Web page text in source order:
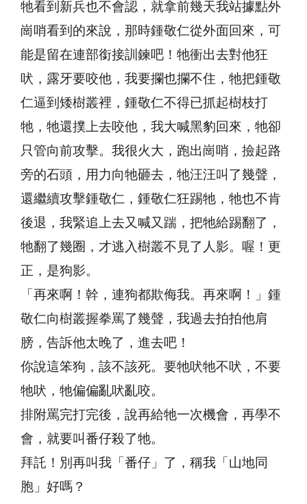
牠看到新兵也不會認，就拿前幾天我站據點外
崗哨看到的來說，那時鍾敬仁從外面回來，可
能是留在連部銜接訓鍊吧！牠衝出去對他狂
吠，露牙要咬他，我要攔也攔不住，牠把鍾敬
仁逼到矮樹叢裡，鍾敬仁不得已抓起樹枝打
牠，牠還撲上去咬他，我大喊黑豹回來，牠卻
只管向前攻擊。我很火大，跑出崗哨，撿起路
旁的石頭，用力向牠砸去，牠汪汪叫了幾聲，
還繼續攻擊鍾敬仁，鍾敬仁狂踢牠，牠也不肯
後退，我緊追上去又喊又踹，把牠給踢翻了，
牠翻了幾圈，才逃入樹叢不見了人影。喔！更
正，是狗影。
「再來啊！幹，連狗都欺侮我。再來啊！」鍾
敬仁向樹叢握拳罵了幾聲，我過去拍拍他肩
膀，告訴他太晚了，進去吧！
你說這笨狗，該不該死。要牠吠牠不吠，不要
牠吠，牠偏偏亂吠亂咬。
排附罵完打完後，說再給牠一次機會，再學不
會，就要叫番仔殺了牠。
拜託！別再叫我「番仔」了，稱我「山地同
胞」好嗎？